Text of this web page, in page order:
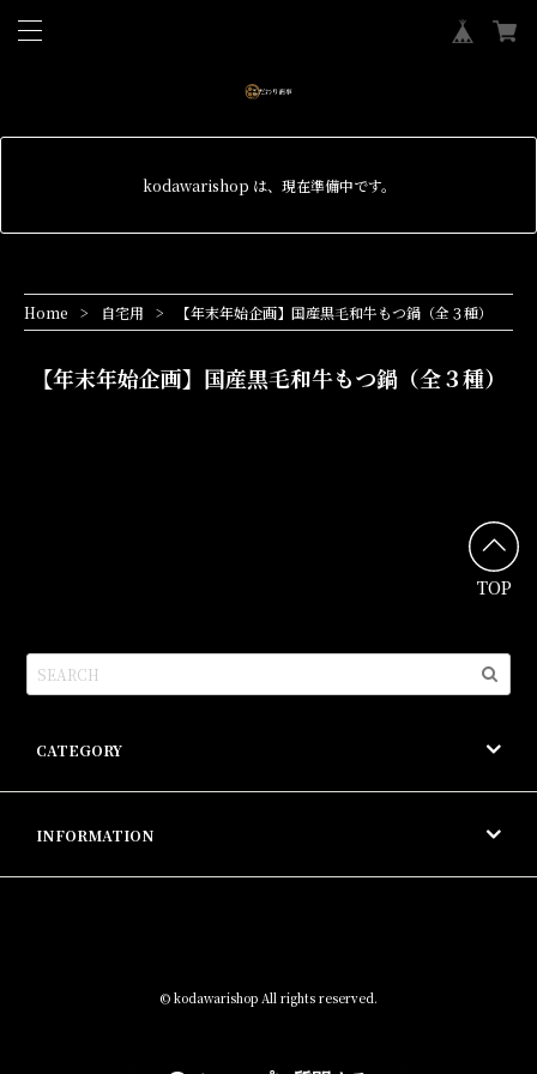
kodawarishop は、現在準備中です。
Home 自宅用 【年末年始企画】国産黒毛和牛もつ鍋（全３種）
【年末年始企画】国産黒毛和牛もつ鍋（全３種）
TOP
CATEGORY
INFORMATION
© kodawarishop All rights reserved.